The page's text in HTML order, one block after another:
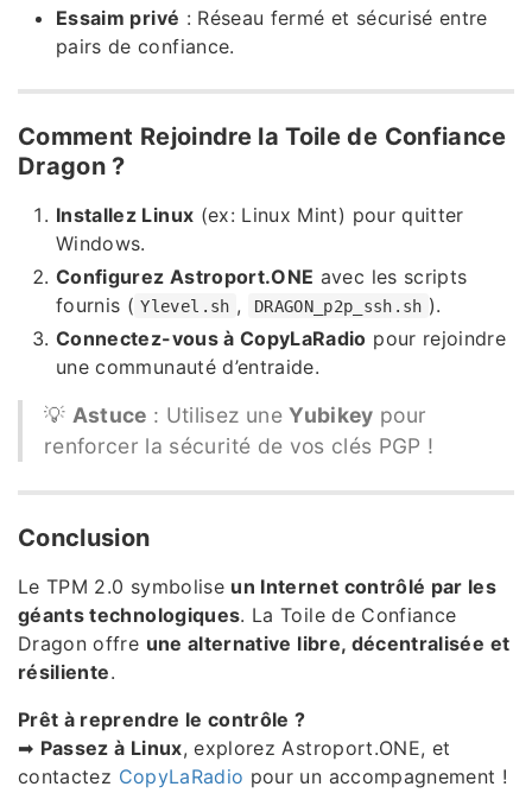
Essaim privé : Réseau fermé et sécurisé entre
pairs de confiance.
Comment Rejoindre la Toile de Confiance
Dragon ?
Installez Linux (ex: Linux Mint) pour quitter
Windows.
Configurez Astroport.ONE avec les scripts
fournis ( Ylevel.sh , DRAGON_p2p_ssh.sh ).
Connectez-vous à CopyLaRadio pour rejoindre
une communauté d’entraide.
💡 Astuce : Utilisez uneYubikey pour
renforcer la sécurité de vos clés PGP !
Conclusion
Le TPM 2.0 symbolise un Internet contrôlé par les
géants technologiques. La Toile de Confiance
Dragon offre une alternative libre, décentralisée et
résiliente.
Prêt à reprendre le contrôle ?
➡ Passez à Linux, explorez Astroport.ONE, et
contactez CopyLaRadio pour un accompagnement !